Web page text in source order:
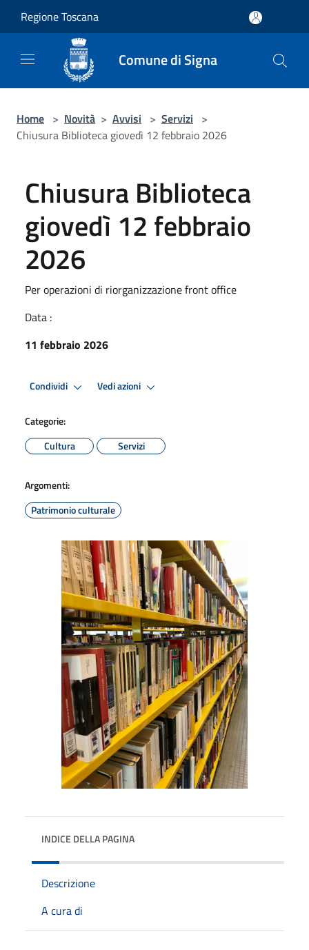
Regione Toscana
Comune di Signa
Home > Novità > Avvisi > Servizi >
Chiusura Biblioteca giovedì 12 febbraio 2026
Chiusura Biblioteca
giovedì 12 febbraio
2026
Per operazioni di riorganizzazione front office
Data :
11 febbraio 2026
Condividi Vedi azioni
Categorie:
Cultura
Servizi
Argomenti:
Patrimonio culturale
INDICE DELLA PAGINA
Descrizione
A cura di